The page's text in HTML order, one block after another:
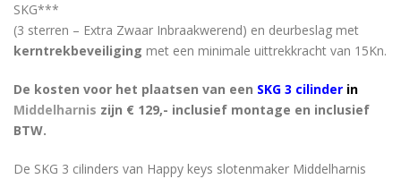
SKG***
(3 sterren – Extra Zwaar Inbraakwerend) en deurbeslag met
kerntrekbeveiliging met een minimale uittrekkracht van 15Kn.
De kosten voor het plaatsen van een SKG 3 cilinder in
Middelharnis zijn € 129,- inclusief montage en inclusief
BTW.
De SKG 3 cilinders van Happy keys slotenmaker Middelharnis